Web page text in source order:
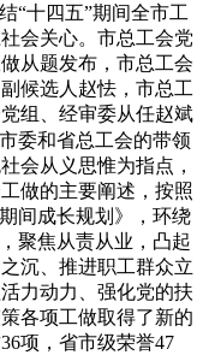
“十四五”期间全市工
会关心。市总工会党
从题发布，市总工会
候选人赵怯，市总工
组、经审委从任赵斌
委和省总工会的带领
会从义思惟为指点，
做的主要阐述，按照
间成长规划》，环绕
聚焦从责从业，凸起
沉、推进职工群众立
力动力、强化党的扶
各项工做取得了新的
项，省市级荣誉47